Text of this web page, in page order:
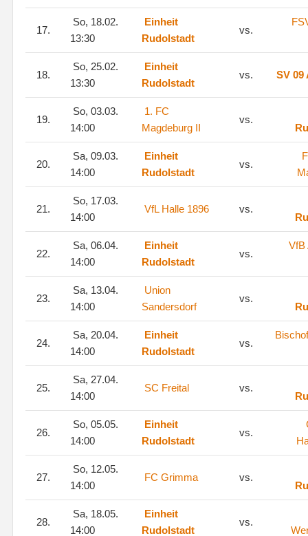
17.
So, 18.02.
13:30
Einheit
Rudolstadt
vs.
18.
So, 25.02.
13:30
Einheit
Rudolstadt
vs. SV 09
19.
So, 03.03.
14:00
1. FC
Magdeburg II
vs.
20.
Sa, 09.03.
14:00
Einheit
Rudolstadt
vs.
21.
So, 17.03.
14:00
VfL Halle 1896 vs.
22.
Sa, 06.04.
14:00
Einheit
Rudolstadt
vs.
VfB
23.
Sa, 13.04.
14:00
Union
Sandersdorf
vs.
24.
Sa, 20.04.
14:00
Einheit
Rudolstadt
vs.
25.
Sa, 27.04.
14:00
SC Freital vs.
26.
So, 05.05.
14:00
Einheit
Rudolstadt
vs.
27.
So, 12.05.
14:00
FC Grimma vs.
28.
Sa, 18.05.
14:00
Einheit
Rudolstadt
vs.